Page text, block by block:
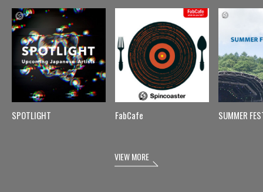
SPOTLIGHT FabCafe SUMMER
VIEW MORE